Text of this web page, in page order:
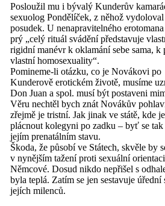
Posloužil mu i bývalý Kunderův
sexuolog Pondělíček, z něhož
posudek. U nenapravitelného
prý „celý rituál svádění představuje
rigidní manévr k oklamání sebe sama, k
vlastní homosexuality“.
Pomineme-li otázku, co je Novákovi po
Kunderově erotickém životě, musíme
Don Juan a spol. musí být postaveni
Věru nechtěl bych znát Novákův
zřejmě je tristní. Jak jinak ve státě, kde
plácnout kolegyni po zadku – byť se tak
jejím prenatálním stavu.
Škoda, že působí ve Státech, skvěle by
v nynějším tažení proti sexuální
Němcové. Dosud nikdo nepřišel s
byla teplá. Zatím se jen sestavuje úřední
jejích milenců.